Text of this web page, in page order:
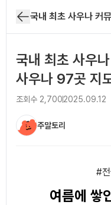
국내 최초 사우
사우나 97곳 지
조회수 2,7002025.09.12
주말토리
#
여름에 쌓